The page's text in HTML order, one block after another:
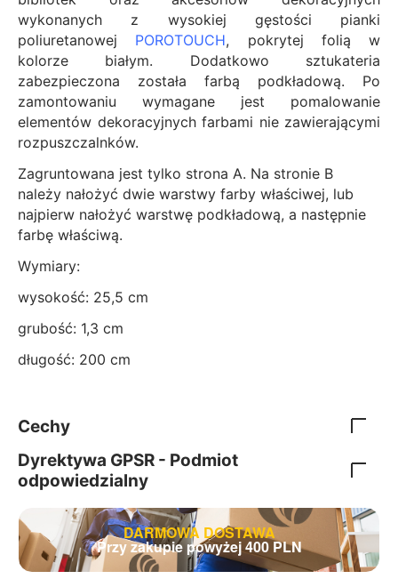
wykonanych z wysokiej gęstości pianki
poliuretanowej POROTOUCH, pokrytej folią w
kolorze białym. Dodatkowo sztukateria
zabezpieczona została farbą podkładową. Po
zamontowaniu wymagane jest pomalowanie
elementów dekoracyjnych farbami nie zawierającymi
rozpuszczalnków.
Zagruntowana jest tylko strona A. Na stronie B
należy nałożyć dwie warstwy farby właściwej, lub
najpierw nałożyć warstwę podkładową, a następnie
farbę właściwą.
Wymiary:
wysokość: 25,5 cm
grubość: 1,3 cm
długość: 200 cm
Cechy
Dyrektywa GPSR - Podmiot
odpowiedzialny
DARMOWA DOSTAWA
Przy zakupie powyżej 400 PLN